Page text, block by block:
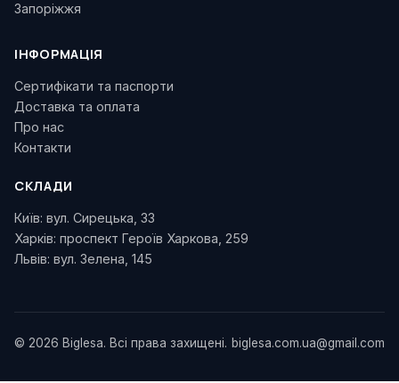
Запоріжжя
ІНФОРМАЦІЯ
Сертифікати та паспорти
Доставка та оплата
Про нас
Контакти
СКЛАДИ
Київ: вул. Сирецька, 33
Харків: проспект Героїв Харкова, 259
Львів: вул. Зелена, 145
© 2026 Biglesa. Всі права захищені. biglesa.com.ua@gmail.com